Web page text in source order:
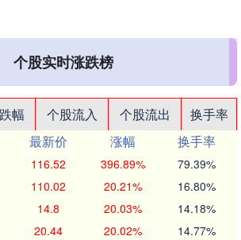
个股实时涨跌榜
幅 个股流入 个股流出
换手率
最新价 涨幅
换手率
116.52 396.89% 79.39%
110.02 20.21% 16.80%
14.8 20.03% 14.18%
20.44 20.02% 14.77%